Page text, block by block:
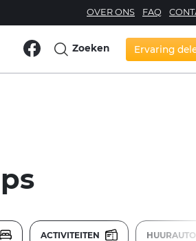
OVER ONS FAQ
Zoeken Ervaring
ACTIVITEITEN